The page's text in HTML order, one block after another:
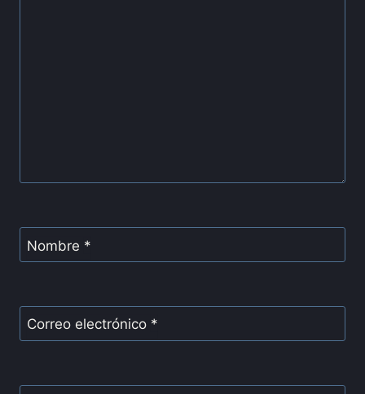
Nombre *
Correo electrónico *